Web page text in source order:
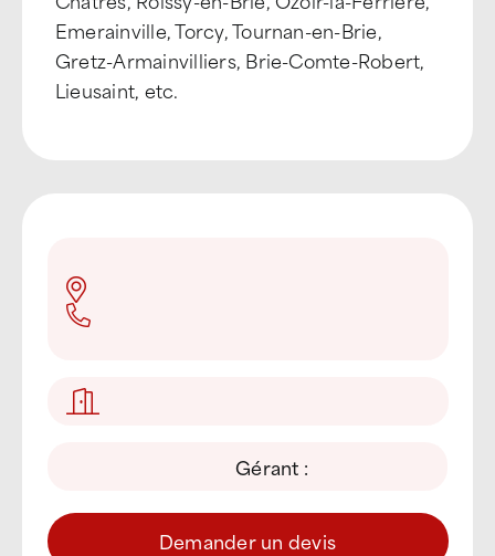
Emerainville, Torcy, Tournan-en-Brie,
Gretz-Armainvilliers, Brie-Comte-Robert,
Lieusaint, etc.
Gérant :
Demander un devis